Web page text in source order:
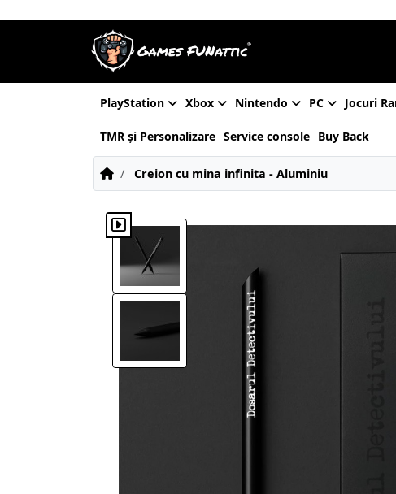
PlayStation Xbox Nintendo PC Jocuri
TMR și Personalizare Service console Buy Back
Creion cu mina infinita - Aluminiu